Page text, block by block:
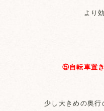
より
⑤自転車置
少し大きめの奥